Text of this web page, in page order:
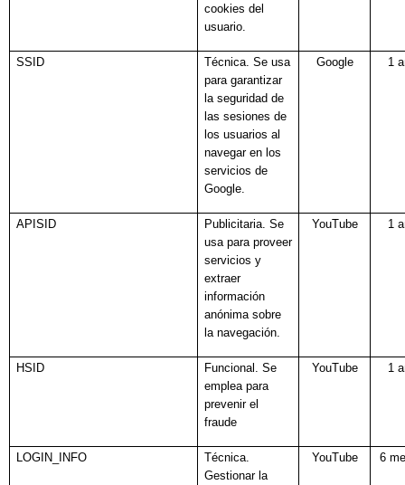
cookies del
usuario.
SSID
Técnica. Se usa
para garantizar
la seguridad de
las sesiones de
los usuarios al
navegar en los
servicios de
Google.
Google 1
APISID
Publicitaria. Se
usa para proveer
servicios y
extraer
información
anónima sobre
la navegación.
YouTube 1
HSID
Funcional. Se
emplea para
prevenir el
fraude
YouTube 1
LOGIN_INFO
Técnica.
Gestionar la
YouTube 6